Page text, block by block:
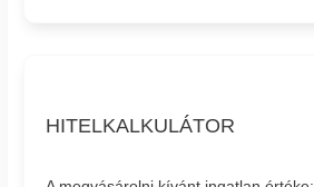
HITELKALKULÁTOR